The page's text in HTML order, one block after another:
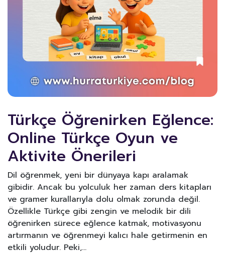
Türkçe Öğrenirken Eğlence:
Online Türkçe Oyun ve
Aktivite Önerileri
Dil öğrenmek, yeni bir dünyaya kapı aralamak
gibidir. Ancak bu yolculuk her zaman ders kitapları
ve gramer kurallarıyla dolu olmak zorunda değil.
Özellikle Türkçe gibi zengin ve melodik bir dili
öğrenirken sürece eğlence katmak, motivasyonu
artırmanın ve öğrenmeyi kalıcı hale getirmenin en
etkili yoludur. Peki,…